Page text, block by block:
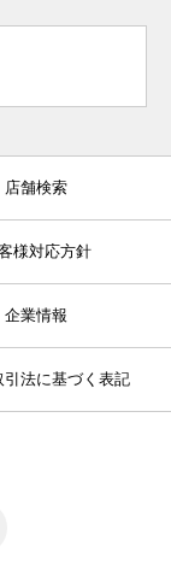
店舗検索
様対応方針
企業情報
引法に基づく表記